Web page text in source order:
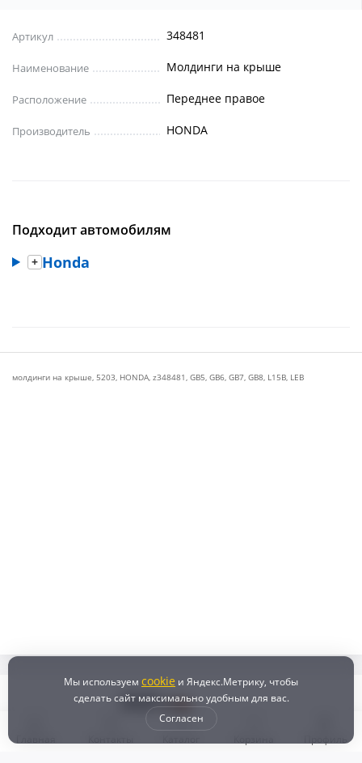
Артикул 348481
Наименование Молдинги на крыше
Расположение Переднее правое
Производитель HONDA
Подходит автомобилям
Honda
молдинги на крыше, 5203, HONDA, z348481, GB5, GB6, GB7, GB8, L15B, LEB
Мы используем cookie и Яндекс.Метрику, чтобы
сделать сайт максимально удобным для вас.
Согласен